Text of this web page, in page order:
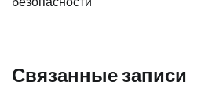
Связанные записи